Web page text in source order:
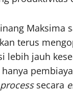
Maksima
terus
lebih jauh
secara